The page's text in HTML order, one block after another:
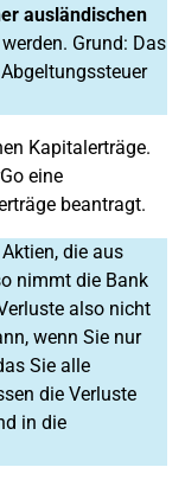
ausländischen
Grund: Das
Kapitalerträge.
eine
beantragt.
die aus
nimmt die Bank
also nicht
wenn Sie nur
Sie alle
die Verluste
in die